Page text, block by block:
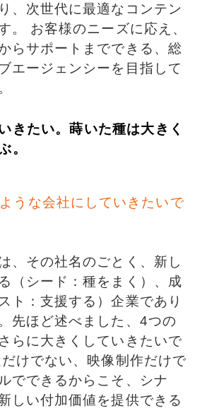
、次世代に最適なコンテン
。 お客様のニーズに応え、
らサポートまでできる、総
エージェンシーを目指して
きたい。蒔いた種は大きく
。
うな会社にしていきたいで
、その社名のごとく、新し
（シード：種をまく）、成
ト：支援する）企業であり
先ほど述べました、4つの
らに大きくしていきたいで
けでない、映像制作だけで
でできるからこそ、シナ
しい付加価値を提供できる